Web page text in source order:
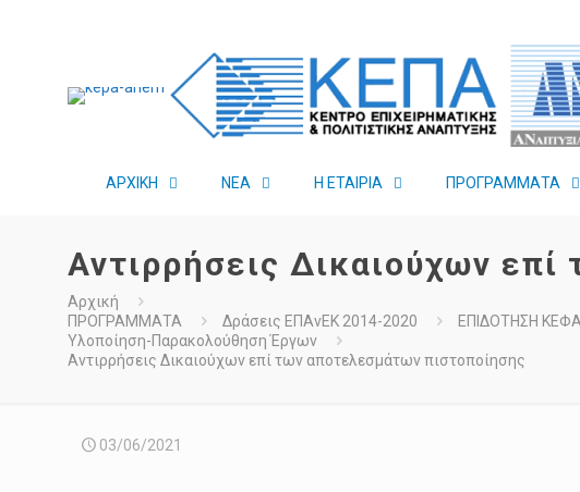
ΑΡΧΙΚΗ ΝΕΑ Η ΕΤΑΙΡΙΑ ΠΡΟΓΡΑΜΜΑΤΑ
Αντιρρήσεις Δικαιούχων
Αρχική
ΠΡΟΓΡΑΜΜΑΤΑ
Δράσεις ΕΠΑνΕΚ 2014-2020
ΕΠΙΔΟΤΗΣΗ
Υλοποίηση-Παρακολούθηση Έργων
Αντιρρήσεις Δικαιούχων επί των αποτελεσμάτων πιστοποίησης
03/06/2021